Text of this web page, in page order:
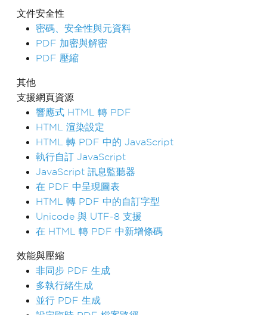
文件安全性
密碼、安全性與元資料
PDF 加密與解密
PDF 壓縮
其他
支援網頁資源
響應式 HTML 轉 PDF
HTML 渲染設定
HTML 轉 PDF 中的 JavaScript
執行自訂 JavaScript
JavaScript 訊息監聽器
在 PDF 中呈現圖表
HTML 轉 PDF 中的自訂字型
Unicode 與 UTF-8 支援
在 HTML 轉 PDF 中新增條碼
效能與壓縮
非同步 PDF 生成
多執行緒生成
並行 PDF 生成